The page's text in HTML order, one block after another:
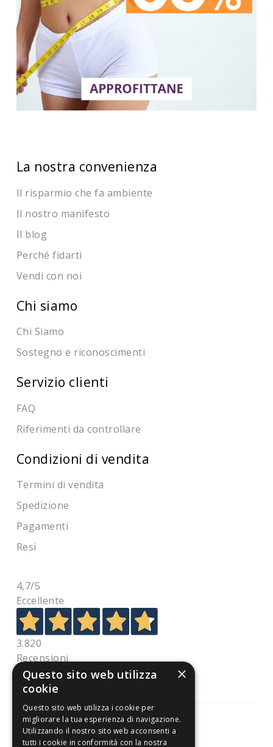
La nostra convenienza
Il risparmio che fa ambiente
Il nostro manifesto
Il blog
Perché fidarti
Vendi con noi
Chi siamo
Chi Siamo
Sostegno e riconoscimenti
Servizio clienti
FAQ
Riferimenti da controllare
Condizioni di vendita
Termini di vendita
Spedizione
Pagamenti
Resi
4,7/5
Eccellente
3.820
Recensioni
×
Questo sito web utilizza
cookie
Questo sito web utilizza i cookie per
migliorare la tua esperienza di navigazione.
Utilizzando il nostro sito web acconsenti a
tutti i cookie in conformità con la nostra